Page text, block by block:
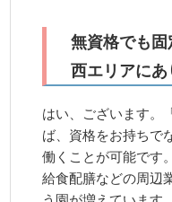
無資格でも
西エリアにあ
はい、ございます。
ば、資格をお持ちで
働くことが可能です
給食配膳などの周辺